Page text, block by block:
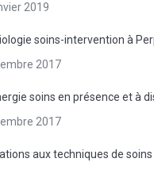
2019
soins-intervention à
2017
soins en présence et à
2017
aux techniques de